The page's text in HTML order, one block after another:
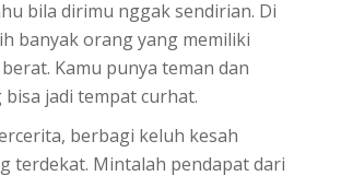
bila dirimu nggak sendirian. Di
banyak orang yang memiliki
Kamu punya teman dan
jadi tempat curhat.
berbagi keluh kesah
terdekat. Mintalah pendapat dari